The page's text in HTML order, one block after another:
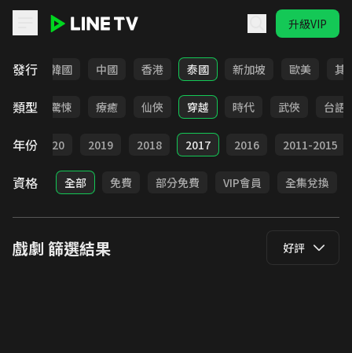
升級VIP
發行
日本 韓國 中國 香港 泰國 新加坡 歐美 其
類型
奇幻 驚悚 療癒 仙俠 穿越 時代 武俠 台語
年份 2020 2019 2018 2017 2016 2011-2015
資格 全部 免費 部分免費 VIP會員 全集兌換
戲劇 篩選結果 好評